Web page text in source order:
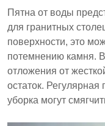
Пятна от воды
для гранитных
поверхности, это
потемнению камня.
отложения от
остаток.
уборка могут